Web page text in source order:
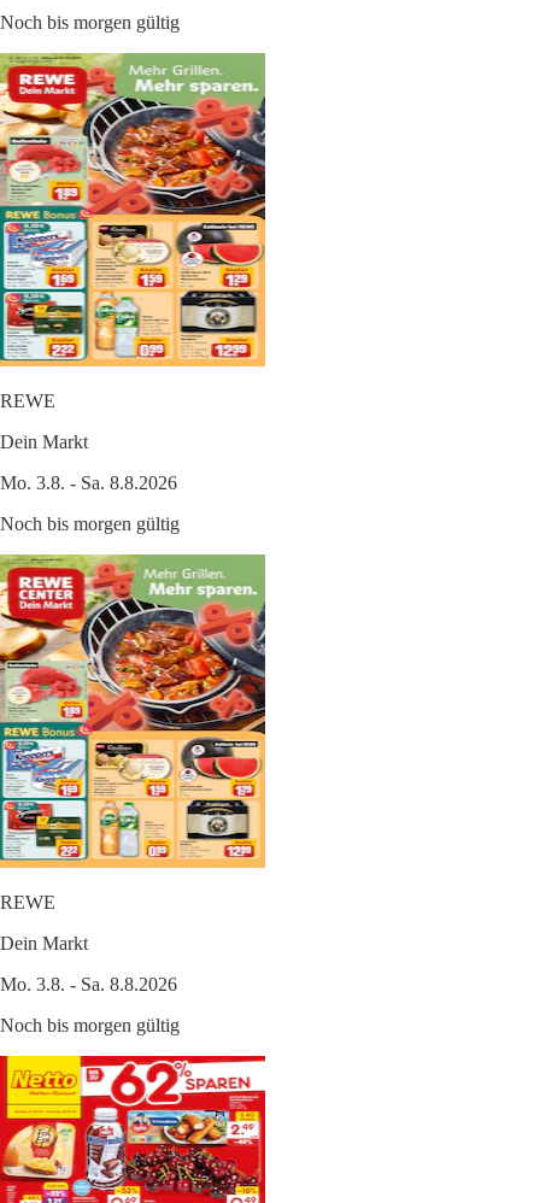
Noch bis morgen gültig
REWE
Dein Markt
Mo. 3.8. - Sa. 8.8.2026
Noch bis morgen gültig
REWE
Dein Markt
Mo. 3.8. - Sa. 8.8.2026
Noch bis morgen gültig